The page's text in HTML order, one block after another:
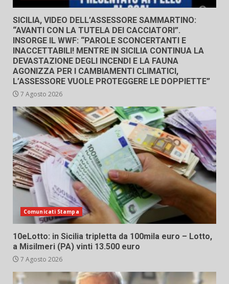
SICILIA, VIDEO DELL’ASSESSORE SAMMARTINO:
“AVANTI CON LA TUTELA DEI CACCIATORI”.
INSORGE IL WWF: “PAROLE SCONCERTANTI E
INACCETTABILI! MENTRE IN SICILIA CONTINUA LA
DEVASTAZIONE DEGLI INCENDI E LA FAUNA
AGONIZZA PER I CAMBIAMENTI CLIMATICI,
L’ASSESSORE VUOLE PROTEGGERE LE DOPPIETTE”
7 Agosto 2026
Comunicati Stampa
10eLotto: in Sicilia tripletta da 100mila euro – Lotto,
a Misilmeri (PA) vinti 13.500 euro
7 Agosto 2026